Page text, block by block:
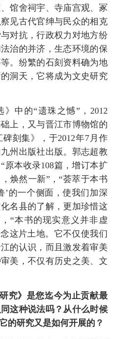
馆舍祠宇、寺庙宫观、冢
见古代官绅与民众的相克
对抗，行政权力对地方纷
治的并济，生态环境的保
。纷繁的石刻资料确为地
洞天，它将成为文史研究
中的“遗珠之憾”，2012
上，又与晋江市博物馆的
刻集》，于2012年7月作
州出版社出版。郭志超教
原本收录108篇，增订本扩
焕然一新”，“荟萃于本书
’的一个侧面，使我们加深
名县的了解，更加珍惜这
“本书的现实意义并非虚
这片土地。它不仅使我们
的认识，而且激发着审美
美，不仅有历史之美、文
究》是您迄今为止贡献最
这种说法吗？从什么时候
的研究又是如何开展的？